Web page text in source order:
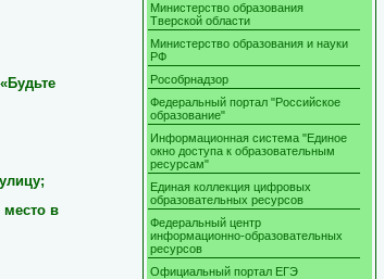
место в
Министерство образования
Тверской области
Министерство образования и науки
РФ
Рособрнадзор
Федеральный портал "Российское
образование"
Информационная система "Единое
окно доступа к образовательным
ресурсам"
Единая коллекция цифровых
образовательных ресурсов
Федеральный центр
информационно-образовательных
ресурсов
Официальный портал ЕГЭ